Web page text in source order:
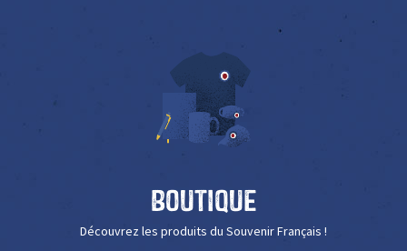
Boutique
Découvrez les produits du Souvenir Français !